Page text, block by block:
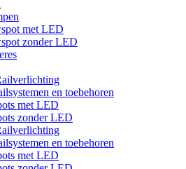
met LED
zonder LED
en toebehoren
met LED
zonder LED
en toebehoren
met LED